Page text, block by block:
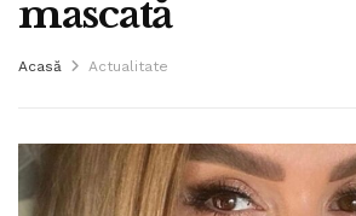
mascată
Acasă Actualitate